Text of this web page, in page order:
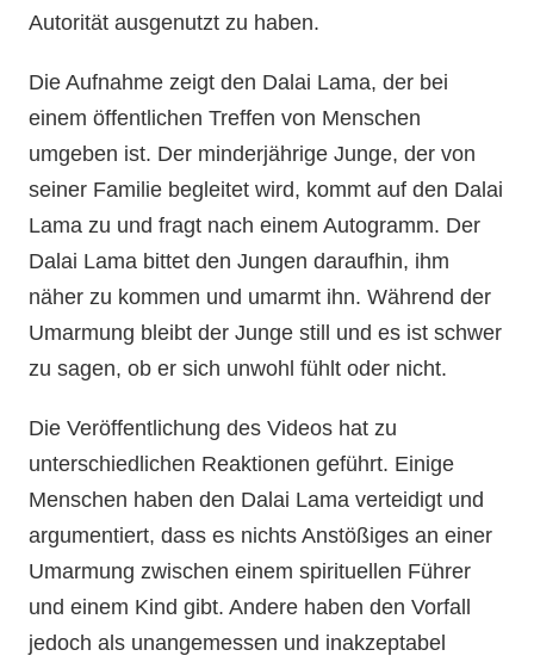
Autorität ausgenutzt zu haben.
Die Aufnahme zeigt den Dalai Lama, der bei
einem öffentlichen Treffen von Menschen
umgeben ist. Der minderjährige Junge, der von
seiner Familie begleitet wird, kommt auf den Dalai
Lama zu und fragt nach einem Autogramm. Der
Dalai Lama bittet den Jungen daraufhin, ihm
näher zu kommen und umarmt ihn. Während der
Umarmung bleibt der Junge still und es ist schwer
zu sagen, ob er sich unwohl fühlt oder nicht.
Die Veröffentlichung des Videos hat zu
unterschiedlichen Reaktionen geführt. Einige
Menschen haben den Dalai Lama verteidigt und
argumentiert, dass es nichts Anstößiges an einer
Umarmung zwischen einem spirituellen Führer
und einem Kind gibt. Andere haben den Vorfall
jedoch als unangemessen und inakzeptabel